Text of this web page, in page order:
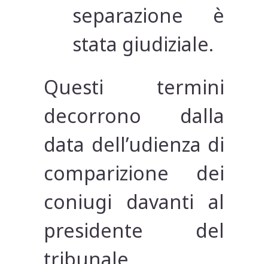
separazione è
stata giudiziale.
Questi termini
decorrono dalla
data dell’udienza di
comparizione dei
coniugi davanti al
presidente del
tribunale .